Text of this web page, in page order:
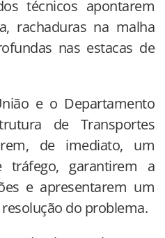
técnicos apontarem
rachaduras na malha
nas estacas de
e o Departamento
de Transportes
de imediato, um
tráfego, garantirem a
e apresentarem um
do problema.